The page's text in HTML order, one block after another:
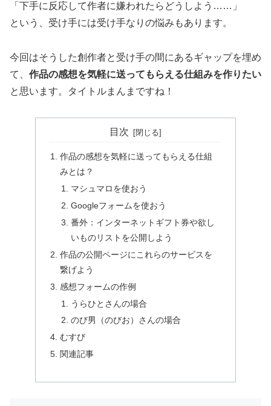
「下手に反応して作者に嫌われたらどうしよう……」
という、受け手には受け手なりの悩みもあります。
今回はそうした創作者と受け手の間にあるギャップを埋め
て、 作品の感想を気軽に送ってもらえる仕組みを作りたい
と思います。タイトルまんまですね！
目次
作品の感想を気軽に送ってもらえる仕組
みとは？
マシュマロを使おう
Googleフォームを使おう
番外：インターネットギフト券や欲し
いものリストを公開しよう
作品の公開ページにこれらのサービスを
繋げよう
感想フォームの作例
うらひとさんの場合
のび男（のびお）さんの場合
むすび
関連記事